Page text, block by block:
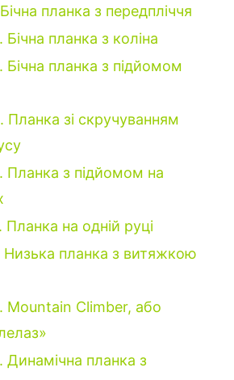
планка з передпліччя
Бічна планка з коліна
Бічна планка з підйомом
Планка зі скручуванням
Планка з підйомом на
Планка на одній руці
Низька планка з витяжкою
Mountain Climber, або
Динамічна планка з